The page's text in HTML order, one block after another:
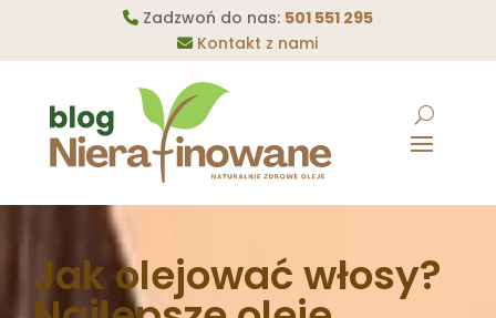
Zadzwoń do nas: 501 551 295
Kontakt z nami
Jak olejować włosy?